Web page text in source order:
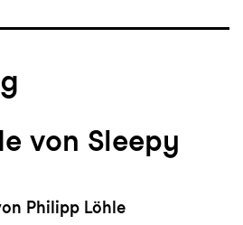
von Sleepy
Philipp Löhle